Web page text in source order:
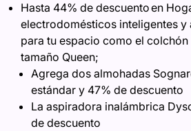
Hasta 44% de descuento en
electrodomésticos inteligentes y
para tu espacio como el colchón
tamaño Queen;
Agrega dos almohadas
estándar y 47% de descuento
La aspiradora inalámbrica
de descuento